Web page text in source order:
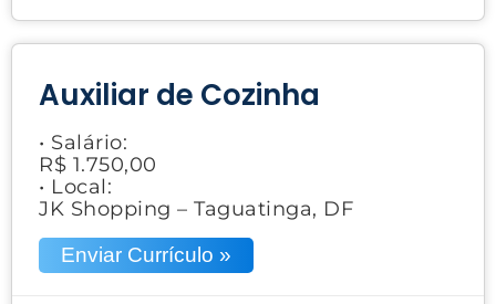
Auxiliar de Cozinha
• Salário:
R$ 1.750,00
• Local:
JK Shopping – Taguatinga, DF
Enviar Currículo »